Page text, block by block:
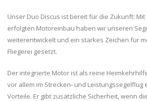
Unser Duo Discus ist bereit für die Zukunft: Mit
erfolgten Motoreinbau haben wir unseren
weiterentwickelt und ein starkes Zeichen für
Fliegerei gesetzt.
Der integrierte Motor ist als reine
vor allem im Strecken- und Leistungssegelflug
Vorteile. Er gibt zusätzliche Sicherheit, wenn